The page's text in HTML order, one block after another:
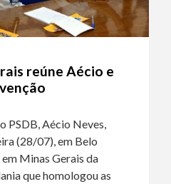
reúne Aécio e
PSDB, Aécio Neves,
(28/07), em Belo
Minas Gerais da
que homologou as